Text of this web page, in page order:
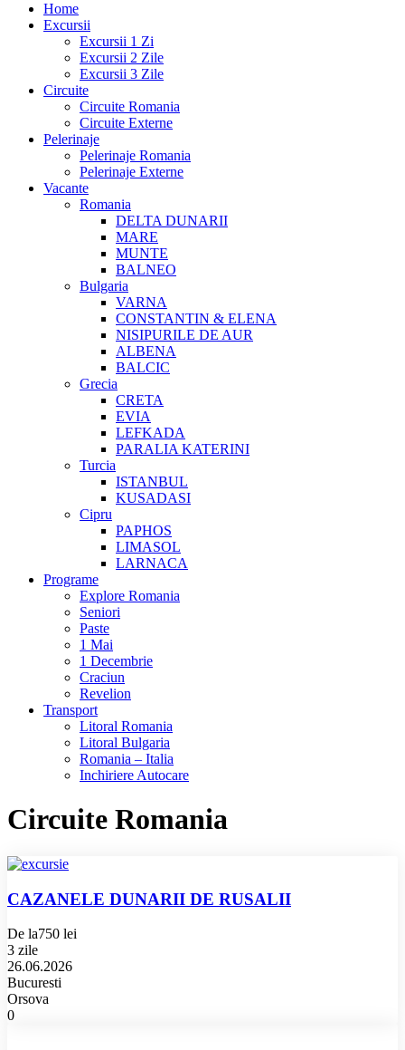
Home
Excursii
Excursii 1 Zi
Excursii 2 Zile
Excursii 3 Zile
Circuite
Circuite Romania
Circuite Externe
Pelerinaje
Pelerinaje Romania
Pelerinaje Externe
Vacante
Romania
DELTA DUNARII
MARE
MUNTE
BALNEO
Bulgaria
VARNA
CONSTANTIN & ELENA
NISIPURILE DE AUR
ALBENA
BALCIC
Grecia
CRETA
EVIA
LEFKADA
PARALIA KATERINI
Turcia
ISTANBUL
KUSADASI
Cipru
PAPHOS
LIMASOL
LARNACA
Programe
Explore Romania
Seniori
Paste
1 Mai
1 Decembrie
Craciun
Revelion
Transport
Litoral Romania
Litoral Bulgaria
Romania – Italia
Inchiriere Autocare
Circuite Romania
CAZANELE DUNARII DE RUSALII
De la750 lei
3 zile
26.06.2026
Bucuresti
Orsova
0